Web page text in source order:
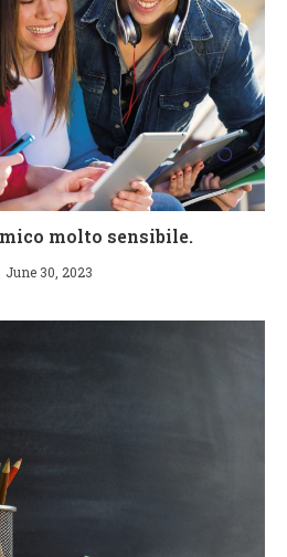
molto sensibile.
June 30, 2023